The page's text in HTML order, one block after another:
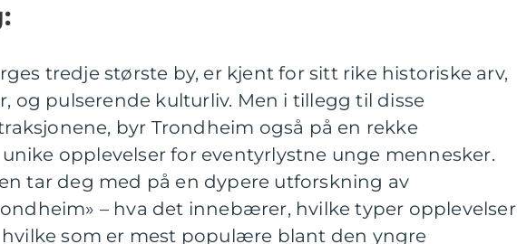
tredje største by, er kjent for sitt rike historiske arv,
og pulserende kulturliv. Men i tillegg til disse
byr Trondheim også på en rekke
opplevelser for eventyrlystne unge mennesker.
tar deg med på en dypere utforskning av
– hva det innebærer, hvilke typer opplevelser
som er mest populære blant den yngre